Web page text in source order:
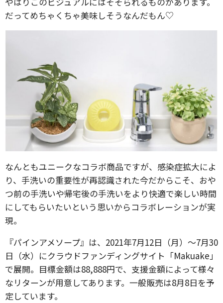
だってめちゃくちゃ美味しそうなんだもん♡
なんともユニークなコラボ商品ですが、感染症拡大によ
り、手洗いの重要性が再認識された今だからこそ、おや
つ前の手洗いや帰宅後の手洗いをより快適で楽しい時間
にしてもらいたいという思いからコラボレーションが実
現。
『パインアメソープ』は、2021年7月12日（月）〜7月30
日（水）にクラウドファンディングサイト「Makuake」
で展開。目標金額は88,888円で、支援金額によって様々
なリターンが用意してあります。一般販売は8月8日を予
定しています。